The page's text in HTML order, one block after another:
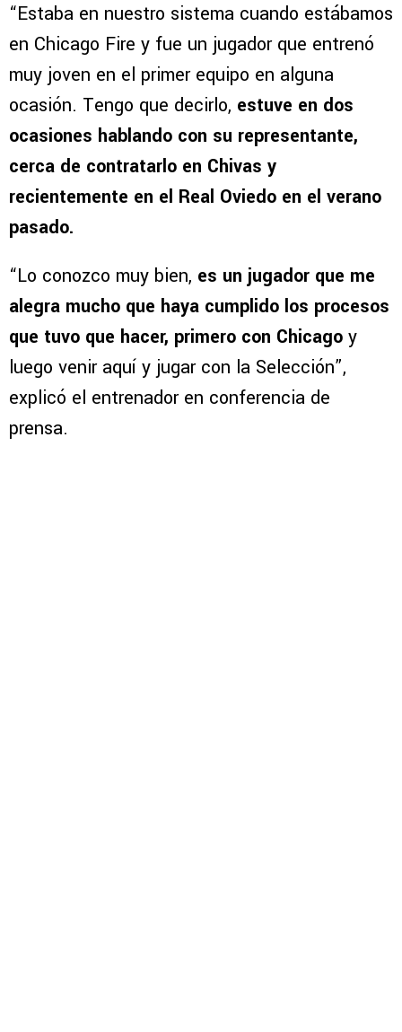
“Estaba en nuestro sistema cuando estábamos
en Chicago Fire y fue un jugador que entrenó
muy joven en el primer equipo en alguna
ocasión. Tengo que decirlo, estuve en dos
ocasiones hablando con su representante,
cerca de contratarlo en Chivas y
recientemente en el Real Oviedo en el verano
pasado.
“Lo conozco muy bien, es un jugador que me
alegra mucho que haya cumplido los procesos
que tuvo que hacer, primero con Chicago y
luego venir aquí y jugar con la Selección”,
explicó el entrenador en conferencia de
prensa.